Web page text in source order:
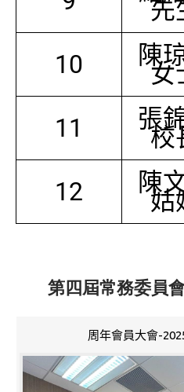
先
10 陳
女
11 張
校
12 陳
姑
第四屆常務委
周年會員大會-